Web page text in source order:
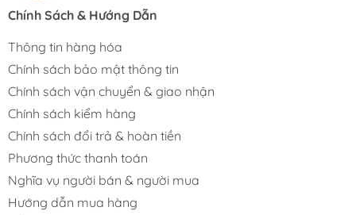
Chính Sách & Hướng Dẫn
Thông tin hàng hóa
Chính sách bảo mật thông tin
Chính sách vận chuyển & giao nhận
Chính sách kiểm hàng
Chính sách đổi trả & hoàn tiền
Phương thức thanh toán
Nghĩa vụ người bán & người mua
Hướng dẫn mua hàng